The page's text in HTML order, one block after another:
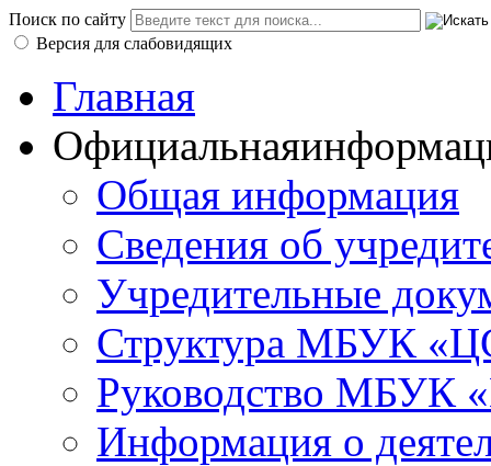
Поиск по сайту
Версия для слабовидящих
Главная
Официальная
Общая информация
Сведения об
Учредительные
Структура МБУК
Руководство МБУК
Информация о